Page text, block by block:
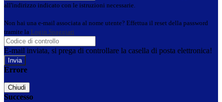
all'indirizzo indicato con le istruzioni necessarie.
Non hai una e-mail associata al nome utente? Effettua il reset della password
tramite la Login Spaggiari
E-mail inviata, si prega di controllare la casella di posta elettronica!
Errore
Chiudi
Successo